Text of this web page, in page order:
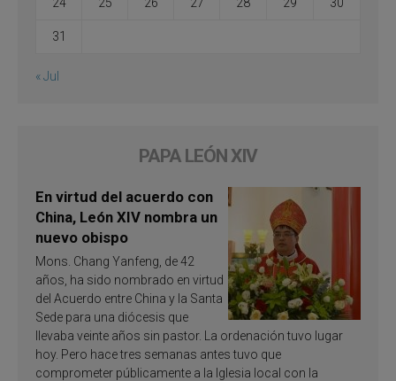
31
« Jul
PAPA LEÓN XIV
En virtud del acuerdo con
China, León XIV nombra un
nuevo obispo
Mons. Chang Yanfeng, de 42
años, ha sido nombrado en virtud
del Acuerdo entre China y la Santa
Sede para una diócesis que
llevaba veinte años sin pastor. La ordenación tuvo lugar
hoy. Pero hace tres semanas antes tuvo que
comprometer públicamente a la Iglesia local con la